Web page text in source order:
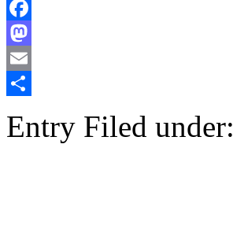
Facebook
Mastodon
Email
Entry Filed under: